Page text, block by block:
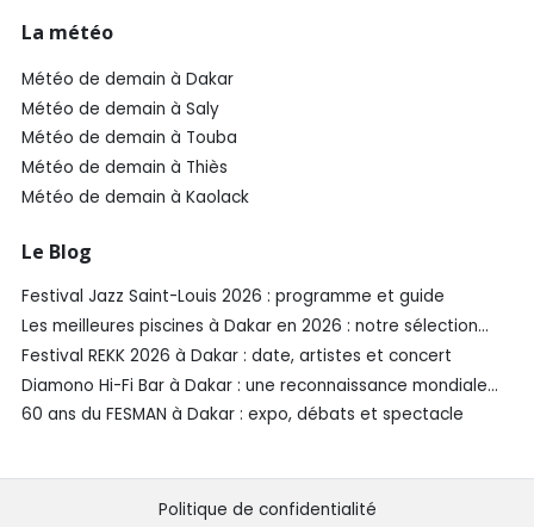
La météo
Météo de demain à Dakar
Météo de demain à Saly
Météo de demain à Touba
Météo de demain à Thiès
Météo de demain à Kaolack
Le Blog
Festival Jazz Saint-Louis 2026 : programme et guide
Les meilleures piscines à Dakar en 2026 : notre sélection
SénéGuide
Festival REKK 2026 à Dakar : date, artistes et concert
Diamono Hi-Fi Bar à Dakar : une reconnaissance mondiale
aux Spirited Awards®️ 2026
60 ans du FESMAN à Dakar : expo, débats et spectacle
Politique de confidentialité